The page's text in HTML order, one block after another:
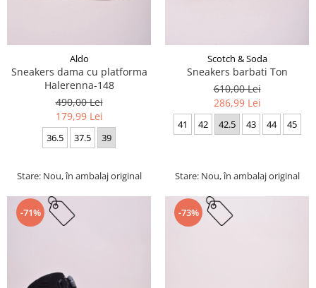
Aldo
Sneakers dama cu platforma
Halerenna-148
490,00 Lei
179,99 Lei
36.5 37.5 39
Stare: Nou, în ambalaj original
Scotch & Soda
Sneakers barbati Ton
610,00 Lei
286,99 Lei
41 42 42.5 43 44 45
Stare: Nou, în ambalaj original
-71% -73%